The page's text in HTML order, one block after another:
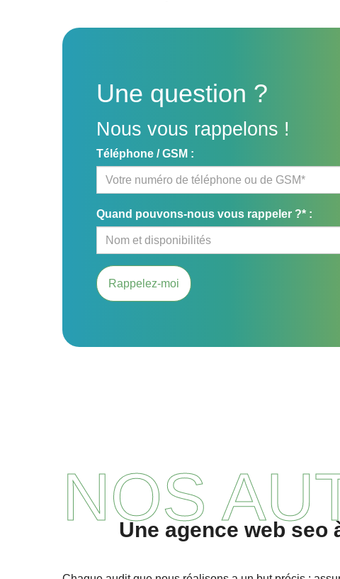
Une question ?
Nous vous rappelons !
Téléphone / GSM :
Quand pouvons-nous vous rappeler ?* :
Rappelez-moi
NOS
Une agence web seo